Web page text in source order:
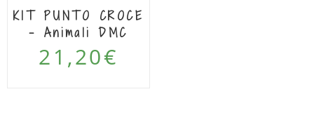
KIT PUNTO CROCE
– Animali DMC
21,20€